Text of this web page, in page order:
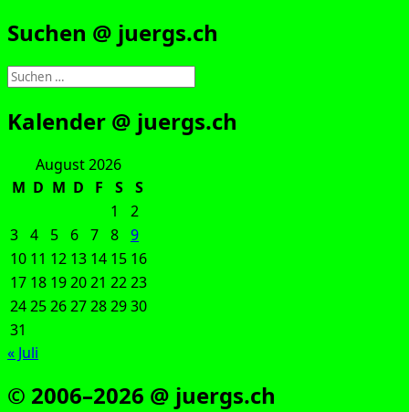
Suchen @ juergs.ch
Suchen
nach:
Kalender @ juergs.ch
August 2026
M D M D F S
S
1
2
3 4 5 6 7 8 9
10 11 12 13 14 15 16
17 18 192021 2223
24252627282930
31
« Juli
© 2006–2026 @ juergs.ch